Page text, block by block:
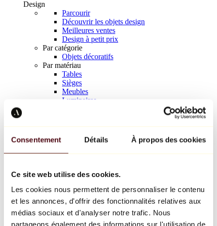
Consentement Détails À propos des cookies
Ce site web utilise des cookies.
Les cookies nous permettent de personnaliser le contenu
et les annonces, d'offrir des fonctionnalités relatives aux
médias sociaux et d'analyser notre trafic. Nous
partageons également des informations sur l'utilisation de
Design
Parcourir
Découvrir les objets design
Meilleures ventes
Design à petit prix
Par catégorie
Objets décoratifs
Par matériau
Tables
Sièges
Meubles
Luminaires
Richard Orlinski
Keith Haring
Jeff Koons
Jean-Michel Basquiat
Tous les designers
Œuvre de la semaine